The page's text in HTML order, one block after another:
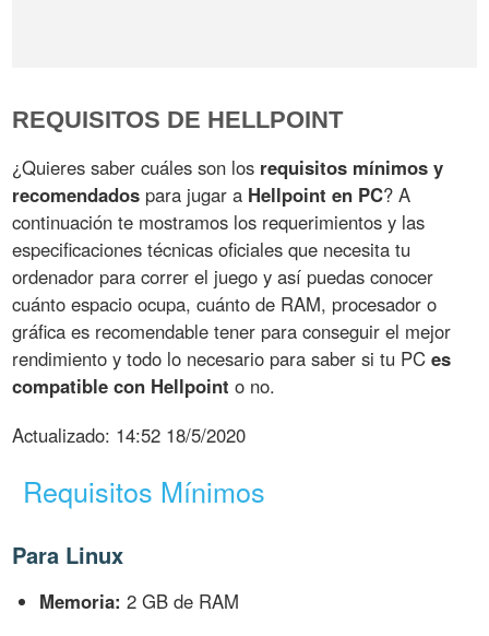
REQUISITOS DE HELLPOINT
¿Quieres saber cuáles son los requisitos mínimos y
recomendados para jugar a Hellpoint en PC? A
continuación te mostramos los requerimientos y las
especificaciones técnicas oficiales que necesita tu
ordenador para correr el juego y así puedas conocer
cuánto espacio ocupa, cuánto de RAM, procesador o
gráfica es recomendable tener para conseguir el mejor
rendimiento y todo lo necesario para saber si tu PCes
compatible con Hellpoint o no.
Actualizado: 14:52 18/5/2020
Requisitos Mínimos
Para Linux
Memoria: 2 GB de RAM